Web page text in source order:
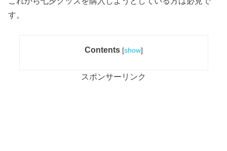
す。
Contents [show]
スポンサーリンク